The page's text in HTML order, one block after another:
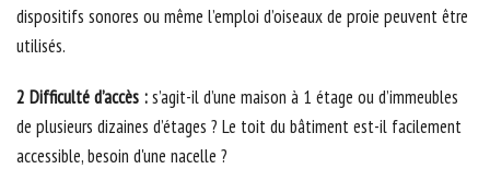
dispositifs sonores ou même l’emploi d’oiseaux de proie peuvent être
utilisés.
2 Difficulté d’accès :s’agit-il d’une maison à 1 étage ou d’immeubles
de plusieurs dizaines d’étages ? Le toit du bâtiment est-il facilement
accessible, besoin d'une nacelle ?